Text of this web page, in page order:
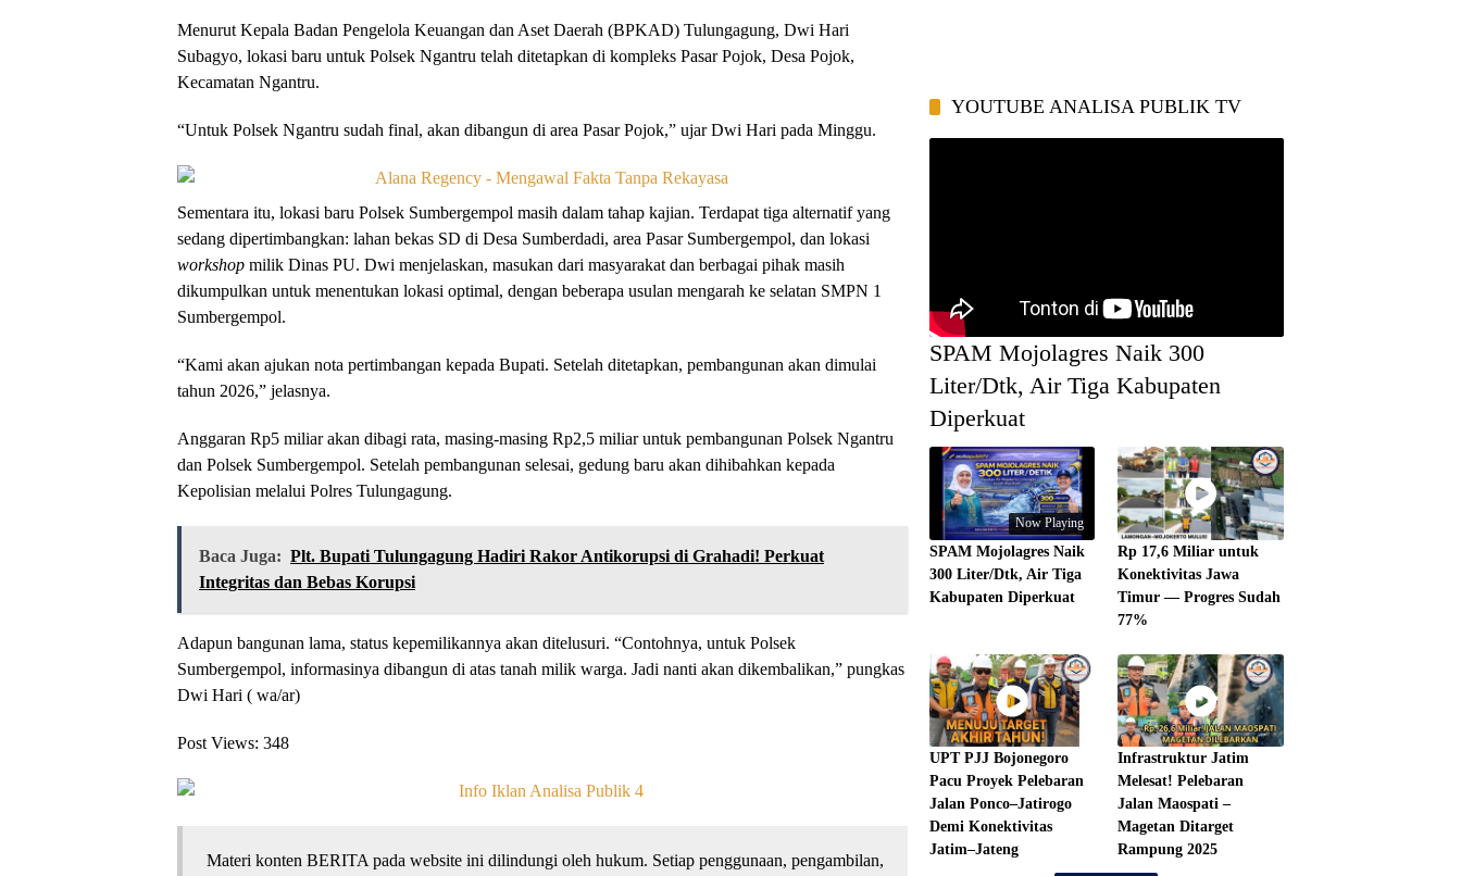
Menurut Kepala Badan Pengelola Keuangan dan Aset Daerah (BPKAD) Tulungagung, Dwi Hari
Subagyo, lokasi baru untuk Polsek Ngantru telah ditetapkan di kompleks Pasar Pojok, Desa Pojok,
Kecamatan Ngantru.
“Untuk Polsek Ngantru sudah final, akan dibangun di area Pasar Pojok,” ujar Dwi Hari pada Minggu.
Sementara itu, lokasi baru Polsek Sumbergempol masih dalam tahap kajian. Terdapat tiga alternatif yang
sedang dipertimbangkan: lahan bekas SD di Desa Sumberdadi, area Pasar Sumbergempol, dan lokasi
workshop milik Dinas PU. Dwi menjelaskan, masukan dari masyarakat dan berbagai pihak masih
dikumpulkan untuk menentukan lokasi optimal, dengan beberapa usulan mengarah ke selatan SMPN 1
Sumbergempol.
“Kami akan ajukan nota pertimbangan kepada Bupati. Setelah ditetapkan, pembangunan akan dimulai
tahun 2026,” jelasnya.
Anggaran Rp5 miliar akan dibagi rata, masing-masing Rp2,5 miliar untuk pembangunan Polsek Ngantru
dan Polsek Sumbergempol. Setelah pembangunan selesai, gedung baru akan dihibahkan kepada
Kepolisian melalui Polres Tulungagung.
Baca Juga: Plt. Bupati Tulungagung Hadiri Rakor Antikorupsi di Grahadi! Perkuat
Integritas dan Bebas Korupsi
Adapun bangunan lama, status kepemilikannya akan ditelusuri. “Contohnya, untuk Polsek
Sumbergempol, informasinya dibangun di atas tanah milik warga. Jadi nanti akan dikembalikan,” pungkas
Dwi Hari ( wa/ar)
Post Views: 348
Materi konten BERITA pada website ini dilindungi oleh hukum. Setiap penggunaan, pengambilan,
YOUTUBE ANALISA PUBLIK TV
SPAM Mojolagres Naik 300
Liter/Dtk, Air Tiga Kabupaten
Diperkuat
Now Playing
SPAM Mojolagres Naik
300 Liter/Dtk, Air Tiga
Kabupaten Diperkuat
Rp 17,6 Miliar untuk
Konektivitas Jawa
Timur — Progres Sudah
77%
UPT PJJ Bojonegoro
Pacu Proyek Pelebaran
Jalan Ponco–Jatirogo
Demi Konektivitas
Jatim–Jateng
Infrastruktur Jatim
Melesat! Pelebaran
Jalan Maospati –
Magetan Ditarget
Rampung 2025